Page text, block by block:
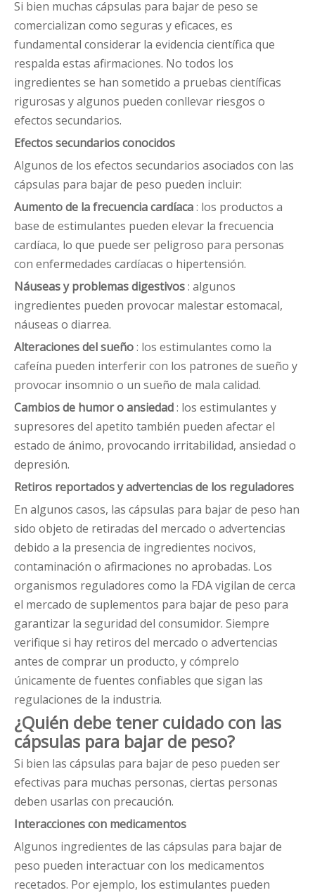
Si bien muchas cápsulas para bajar de peso se
comercializan como seguras y eficaces, es
fundamental considerar la evidencia científica que
respalda estas afirmaciones. No todos los
ingredientes se han sometido a pruebas científicas
rigurosas y algunos pueden conllevar riesgos o
efectos secundarios.
Efectos secundarios conocidos
Algunos de los efectos secundarios asociados con las
cápsulas para bajar de peso pueden incluir:
Aumento de la frecuencia cardíaca: los productos a
base de estimulantes pueden elevar la frecuencia
cardíaca, lo que puede ser peligroso para personas
con enfermedades cardíacas o hipertensión.
Náuseas y problemas digestivos: algunos
ingredientes pueden provocar malestar estomacal,
náuseas o diarrea.
Alteraciones del sueño: los estimulantes como la
cafeína pueden interferir con los patrones de sueño y
provocar insomnio o un sueño de mala calidad.
Cambios de humor o ansiedad: los estimulantes y
supresores del apetito también pueden afectar el
estado de ánimo, provocando irritabilidad, ansiedad o
depresión.
Retiros reportados y advertencias de los reguladores
En algunos casos, las cápsulas para bajar de peso han
sido objeto de retiradas del mercado o advertencias
debido a la presencia de ingredientes nocivos,
contaminación o afirmaciones no aprobadas. Los
organismos reguladores como la FDA vigilan de cerca
el mercado de suplementos para bajar de peso para
garantizar la seguridad del consumidor. Siempre
verifique si hay retiros del mercado o advertencias
antes de comprar un producto, y cómprelo
únicamente de fuentes confiables que sigan las
regulaciones de la industria.
¿Quién debe tener cuidado con las
cápsulas para bajar de peso?
Si bien las cápsulas para bajar de peso pueden ser
efectivas para muchas personas, ciertas personas
deben usarlas con precaución.
Interacciones con medicamentos
Algunos ingredientes de las cápsulas para bajar de
peso pueden interactuar con los medicamentos
recetados. Por ejemplo, los estimulantes pueden